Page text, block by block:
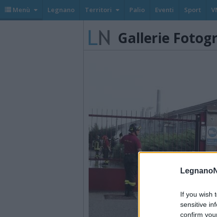
If you wish
sensitive
confirm
Menù Legnano Territori Palio Eventi Sport
Gallerie